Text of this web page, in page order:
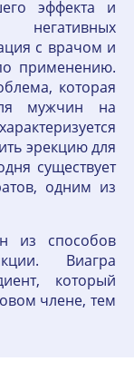
эффекта и
негативных
с врачом и
применению.
которая
мужчин на
эрекцию для
существует
одним из
из способов
Виагра
который
члене, тем